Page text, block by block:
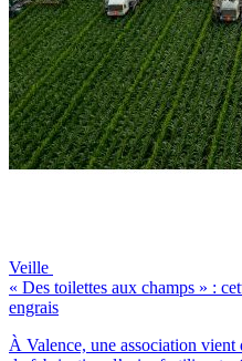
Veille
« Des toilettes aux champs » :
engrais
À Valence, une association vient